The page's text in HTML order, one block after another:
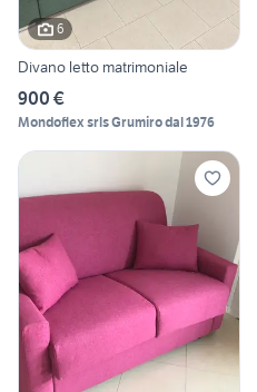
6
Divano letto matrimoniale
900 €
Mondoflex srls Grumiro dal 1976